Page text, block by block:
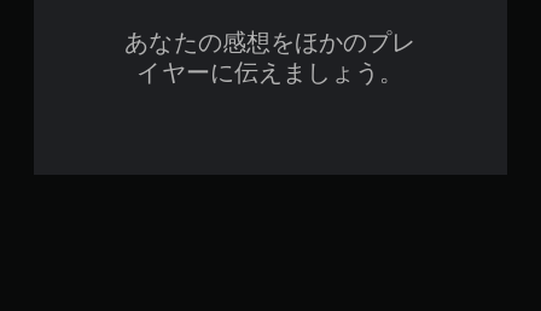
あなたの感想をほかのプレ
イヤーに伝えましょう。